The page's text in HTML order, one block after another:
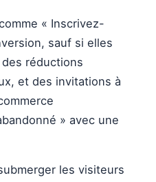
« Inscrivez-
sauf si elles
réductions
et des invitations à
» avec une
les visiteurs